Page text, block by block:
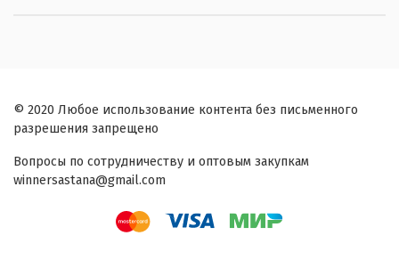
© 2020 Любое использование контента без письменного
разрешения запрещено
Вопросы по сотрудничеству и оптовым закупкам
winnersastana@gmail.com